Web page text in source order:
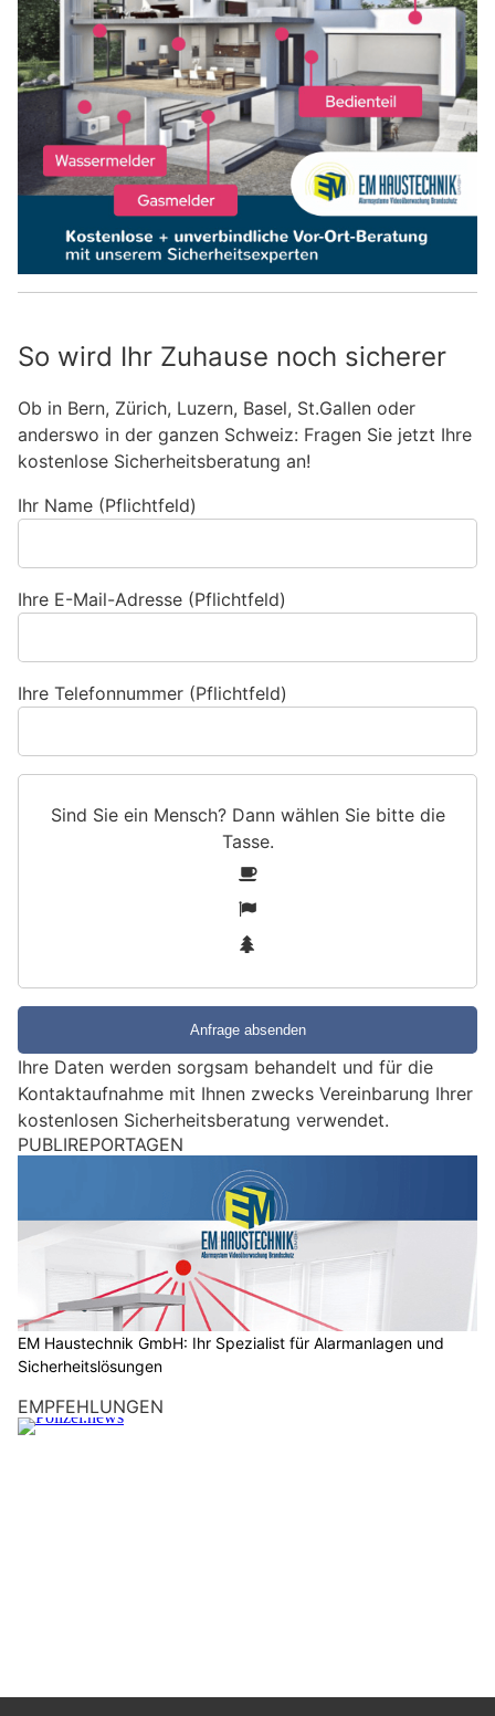
So wird Ihr Zuhause noch sicherer
Ob in Bern, Zürich, Luzern, Basel, St.Gallen oder
anderswo in der ganzen Schweiz: Fragen Sie jetzt Ihre
kostenlose Sicherheitsberatung an!
Ihr Name (Pflichtfeld)
Ihre E-Mail-Adresse (Pflichtfeld)
Ihre Telefonnummer (Pflichtfeld)
Sind Sie ein Mensch? Dann wählen Sie bitte die
Tasse.
e
i
n
M
e
c
h
D
a
n
n
w
Ihre Daten werden sorgsam behandelt und für die
Kontaktaufnahme mit Ihnen zwecks Vereinbarung Ihrer
kostenlosen Sicherheitsberatung verwendet.
PUBLIREPORTAGEN
EM Haustechnik GmbH: Ihr Spezialist für Alarmanlagen und
Sicherheitslösungen
EMPFEHLUNGEN